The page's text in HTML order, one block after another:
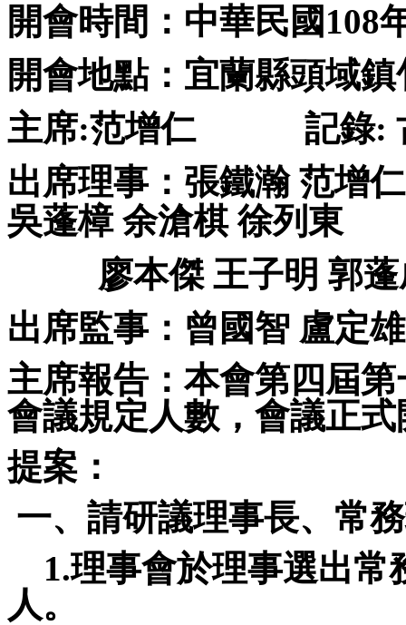
開會時間：中華民國 108
開會地點：宜蘭縣頭域
主席:范增仁 記錄:
出席理事：張鐵瀚 范增
吳蓬樟 余滄棋 徐列東
廖本傑 王子明 郭
出席監事：曾國智 盧定
主席報告：本會第四屆第
會議規定人數 ， 會議正式
提案：
一、請研議理事長、常
1.理事會於理事選出常
人。